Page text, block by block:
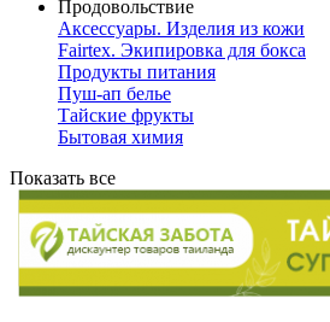
Продовольствие
Аксессуары. Изделия из кожи
Fairtex. Экипировка для бокса
Продукты питания
Пуш-ап белье
Тайские фрукты
Бытовая химия
Показать все